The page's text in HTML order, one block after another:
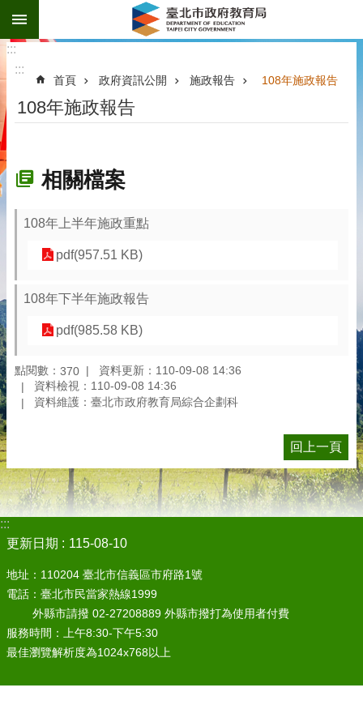
跳到主要內容區塊
:::
:::
首頁 政府資訊公開 施政報告 108年施政報告
108年施政報告
相關檔案
108年上半年施政重點
pdf(957.51 KB)
108年下半年施政報告
pdf(985.58 KB)
點閱數： 370
資料更新：110-09-08 14:36
資料檢視：110-09-08 14:36
資料維護：臺北市政府教育局綜合企劃科
回上一頁
:::
更新日期
115-08-10
地址：110204 臺北市信義區市府路1號
電話：臺北市民當家熱線1999
外縣市請撥 02-27208889 外縣市撥打為使用者付費
服務時間：上午8:30-下午5:30
最佳瀏覽解析度為1024x768以上